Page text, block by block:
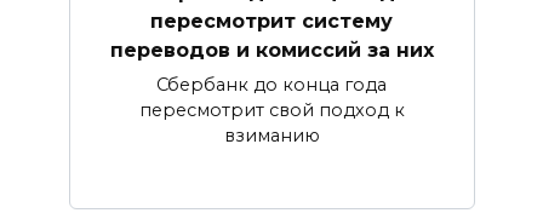
пересмотрит систему
переводов и комиссий за них
Сбербанк до конца года
пересмотрит свой подход к
взиманию